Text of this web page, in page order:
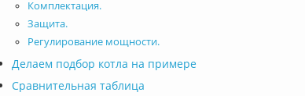
Комплектация.
Защита.
Регулирование мощности.
Делаем подбор котла на примере
Сравнительная таблица